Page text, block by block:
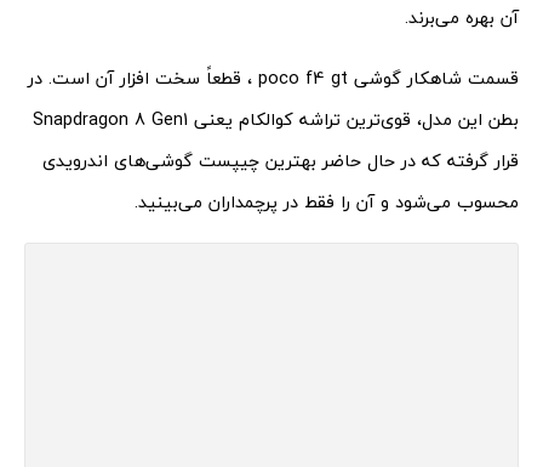
آن بهره می‎‌برند.
قسمت شاهکار گوشی poco f4 gt ، قطعاً سخت افزار آن است. در
بطن این مدل، قوی‌ترین تراشه کوالکام یعنی Snapdragon 8 Gen1
قرار گرفته که در حال حاضر بهترین چیپست گوشی‌های اندرویدی
محسوب می‌شود و آن را فقط در پرچمداران می‌بینید.